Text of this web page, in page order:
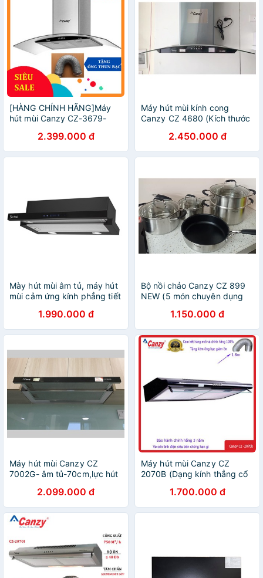
[HÀNG CHÍNH HÃNG]Máy
hút mùi Canzy CZ-3679-
mùi nhà bếp ,đẹp,giá rẻ-bảo
hành chính hãng 24 tháng
2.399.000 đ
Máy hút mùi kính cong
Canzy CZ 4680 (Kích thước
Bảo Hành Chính Hãng
36Tháng)
2.450.000 đ
Mày hút mùi âm tủ, máy hút
mùi cảm ứng kính phẳng tiết
cho tủ bếp1.990.000 đ
Bộ nồi chảo Canzy CZ 899
NEW (5 món chuyên dụng
1.150.000 đ
Máy hút mùi Canzy CZ
7002G- âm tủ-70cm,lực hút
mùi nhà bếp tốt,đẹp chính
hãng,giá rẻ-BH 24T
2.099.000 đ
Máy hút mùi Canzy CZ
2070B (Dạng kính thẳng cổ
tháng Chính Hãng)
1.700.000 đ